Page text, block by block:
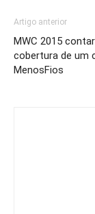
Artigo anterior
MWC 2015
cobertura de um
MenosFios